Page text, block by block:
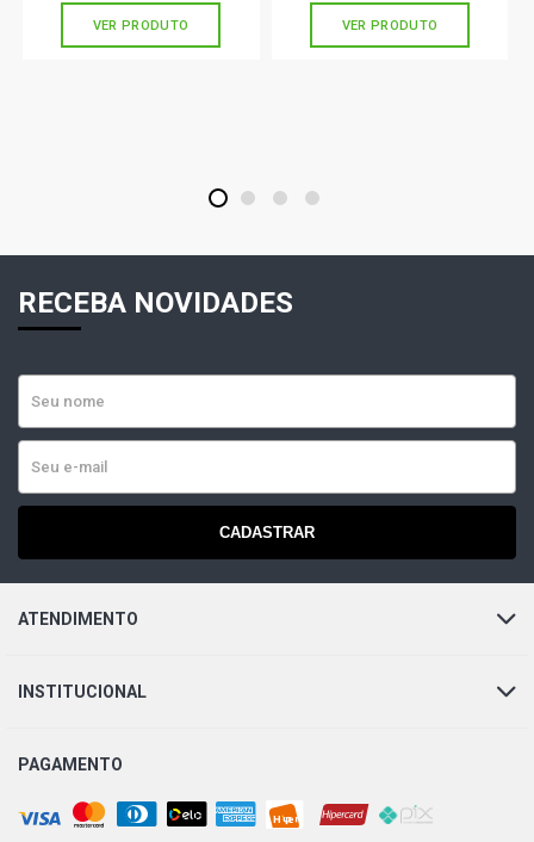
VER PRODUTO VER PRODUTO
1 2 3 4
RECEBA NOVIDADES
CADASTRAR
ATENDIMENTO
INSTITUCIONAL
PAGAMENTO